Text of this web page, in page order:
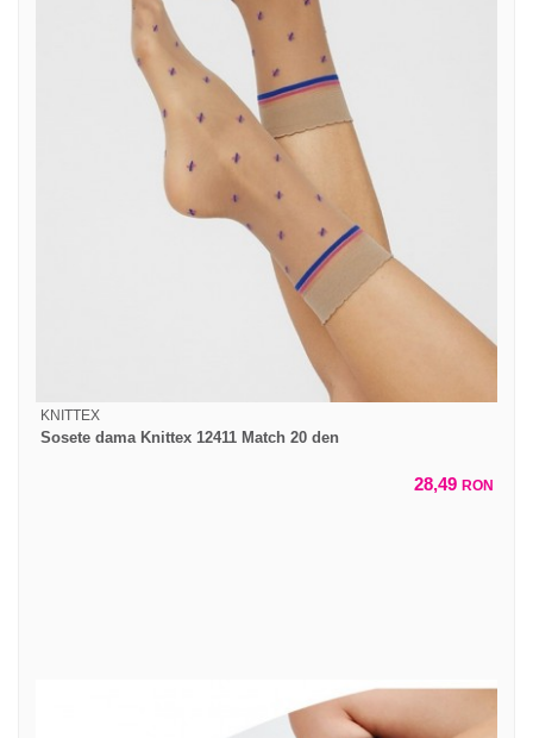
KNITTEX
Sosete dama Knittex 12411 Match 20 den
28,49 RON